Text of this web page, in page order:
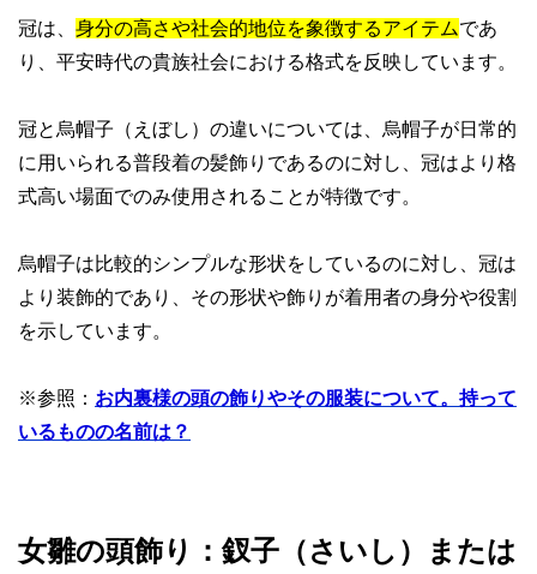
冠は、 身分の高さや社会的地位を象徴するアイテムであ
り、平安時代の貴族社会における格式を反映しています。
冠と烏帽子（えぼし）の違いについては、烏帽子が日常的
に用いられる普段着の髪飾りであるのに対し、冠はより格
式高い場面でのみ使用されることが特徴です。
烏帽子は比較的シンプルな形状をしているのに対し、冠は
より装飾的であり、その形状や飾りが着用者の身分や役割
を示しています。
※参照： お内裏様の頭の飾りやその服装について。持って
いるものの名前は？
女雛の頭飾り：釵子（さいし）または